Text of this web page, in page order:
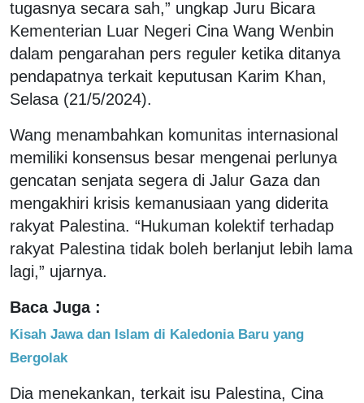
tugasnya secara sah,” ungkap Juru Bicara
Kementerian Luar Negeri Cina Wang Wenbin
dalam pengarahan pers reguler ketika ditanya
pendapatnya terkait keputusan Karim Khan,
Selasa (21/5/2024).
Wang menambahkan komunitas internasional
memiliki konsensus besar mengenai perlunya
gencatan senjata segera di Jalur Gaza dan
mengakhiri krisis kemanusiaan yang diderita
rakyat Palestina. “Hukuman kolektif terhadap
rakyat Palestina tidak boleh berlanjut lebih lama
lagi,” ujarnya.
Baca Juga :
Kisah Jawa dan Islam di Kaledonia Baru yang
Bergolak
Dia menekankan, terkait isu Palestina, Cina